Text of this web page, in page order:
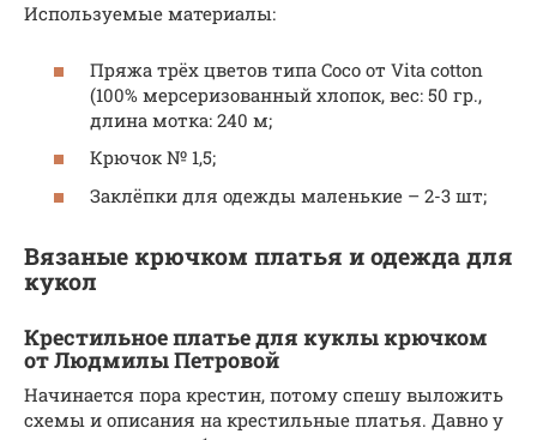
Используемые материалы:
Пряжа трёх цветов типа Coco от Vita cotton
(100% мерсеризованный хлопок, вес: 50 гр.,
длина мотка: 240 м;
Крючок № 1,5;
Заклёпки для одежды маленькие – 2-3 шт;
Вязаные крючком платья и одежда для
кукол
Крестильное платье для куклы крючком
от Людмилы Петровой
Начинается пора крестин, потому спешу выложить
схемы и описания на крестильные платья. Давно у